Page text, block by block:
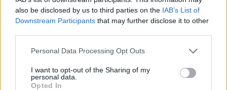
also be disclosed by us to third parties on the IAB’s List of
Downstream Participants that may further disclose it to other
Personal Data Processing Opt Outs
I want to opt-out of the Sharing of my
personal data.
Opted In